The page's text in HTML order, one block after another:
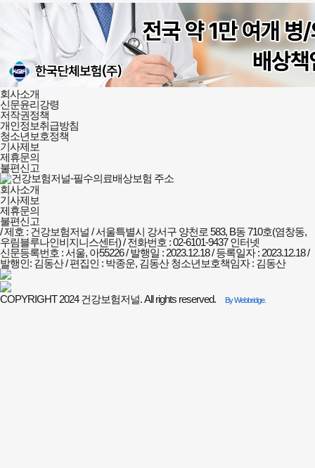
건강보험저널-
필수의료배상보험
회사소개
및
정책안내
회사소개
신문윤리강령
저작권정책
개인정보취급방침
청소년보호정책
기사제보
제휴문의
불편신고
회사소개
기사제보
제휴문의
불편신고
/ 제호 : 건강보험저널 /서울특별시 강서구 양천로 583, B동 710호(염창동,
우림블루나인비지니스센터) / 전화번호 : 02-6101-9437인터넷
신문등록번호 : 서울, 아55226 / 발행일 : 2023.12.18 / 등록일자 : 2023.12.18 /
발행인: 김동산 / 편집인 : 박종운, 김동산청소년보호책임자 : 김동산
COPYRIGHT 2024 건강보험저널. All rights reserved. By Webbridge.